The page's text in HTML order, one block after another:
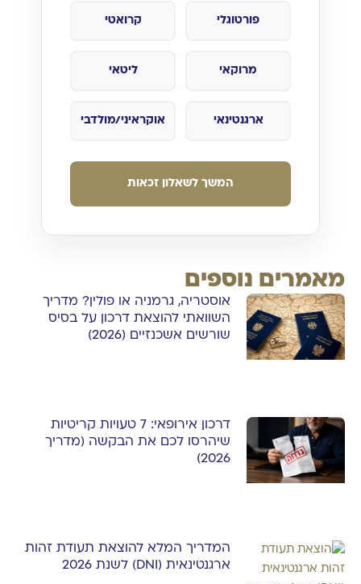
פורטוגלי קרואטי
מרוקאי ליטאי
ארגנטינאי אוקראיני/מולדבי
המשך לשאלון זכאות
מאמרים נוספים
אוסטריה, גרמניה או פולין? מדריך
השוואתי להוצאת דרכון על בסיס
שורשים אשכנזיים (2026)
דרכון אירופאי: 7 טעויות קריטיות
שיהרסו לכם את הבקשה (מדריך
2026)
המדריך המלא להוצאת תעודת זהות
ארגנטינאית (DNI) לשנת 2026